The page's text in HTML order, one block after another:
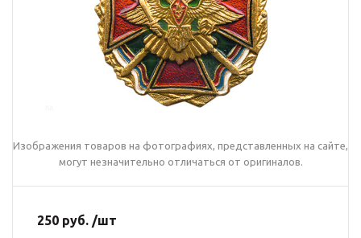
Изображения товаров на фотографиях, представленных на сайте,
могут незначительно отличаться от оригиналов.
250 руб. /шт